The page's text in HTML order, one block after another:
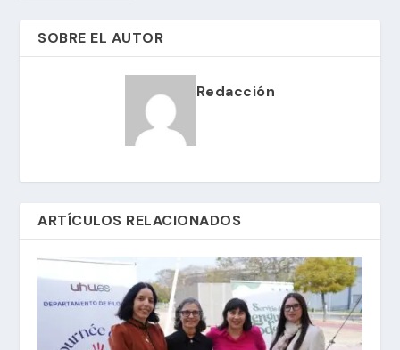
SOBRE EL AUTOR
Redacción
ARTÍCULOS RELACIONADOS